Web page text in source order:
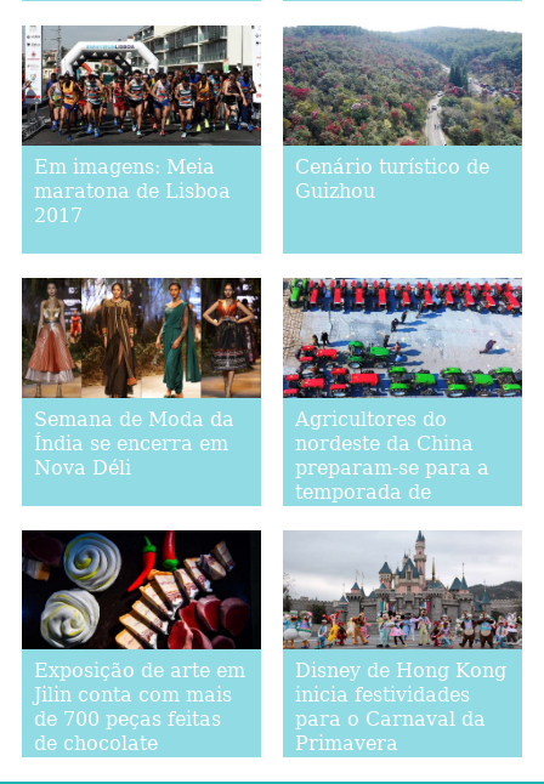
Em imagens: Meia
maratona de Lisboa
2017
Cenário turístico de
Guizhou
Semana de Moda da
Índia se encerra em
Nova Déli
Agricultores do
nordeste da China
preparam-se para a
temporada de
Exposição de arte em
Jilin conta com mais
de 700 peças feitas
de chocolate
Disney de Hong Kong
inicia festividades
para o Carnaval da
Primavera